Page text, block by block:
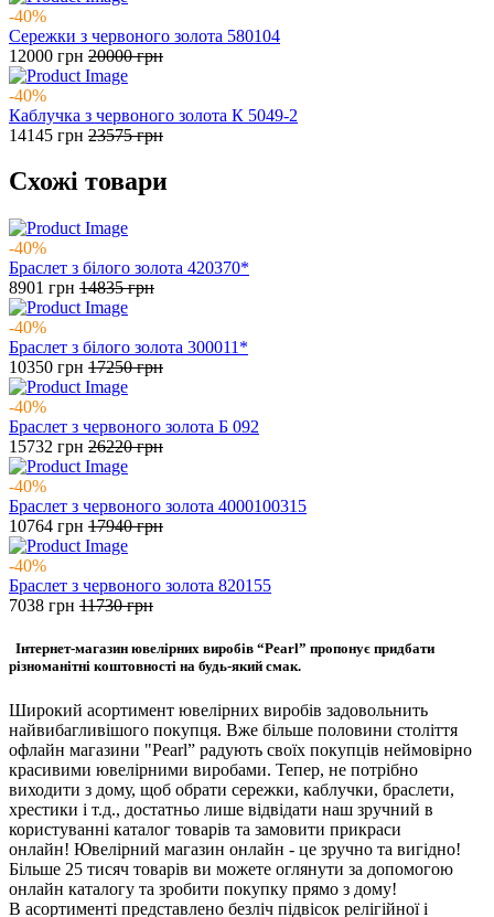
-40%
Сережки з червоного золота 580104
12000 грн 20000грн
-40%
Каблучка з червоного золота К 5049-2
14145 грн 23575грн
Схожі товари
-40%
Браслет з білого золота 420370*
8901 грн 14835грн
-40%
Браслет з білого золота 300011*
10350 грн 17250грн
-40%
Браслет з червоного золота Б 092
15732 грн 26220грн
-40%
Браслет з червоного золота 4000100315
10764 грн 17940грн
-40%
Браслет з червоного золота 820155
7038 грн 11730грн
Інтернет-магазин ювелірних виробів “Pearl” пропонує придбати
різноманітні коштовності на будь-який смак.
Широкий асортимент ювелірних виробів задовольнить
найвибагливішого покупця. Вже більше половини століття
офлайн магазини "Pearl” радують своїх покупців неймовірно
красивими ювелірними виробами. Тепер, не потрібно
виходити з дому, щоб обрати сережки, каблучки, браслети,
хрестики і т.д., достатньо лише відвідати наш зручний в
користуванні каталог товарів та замовити прикраси
онлайн! Ювелірний магазин онлайн - це зручно та вигідно!
Більше 25 тисяч товарів ви можете оглянути за допомогою
онлайн каталогу та зробити покупку прямо з дому!
В асортименті представлено безліч підвісок релігійної і